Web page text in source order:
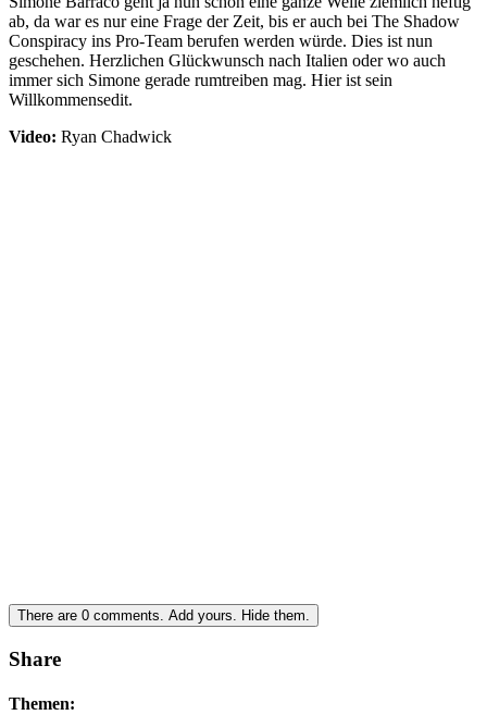
ab, da war es nur eine Frage der Zeit, bis er auch bei The Shadow
Conspiracy ins Pro-Team berufen werden würde. Dies ist nun
geschehen. Herzlichen Glückwunsch nach Italien oder wo auch
immer sich Simone gerade rumtreiben mag. Hier ist sein
Willkommensedit.
Video: Ryan Chadwick
There are 0 comments. Add yours. Hide them.
Share
Themen: